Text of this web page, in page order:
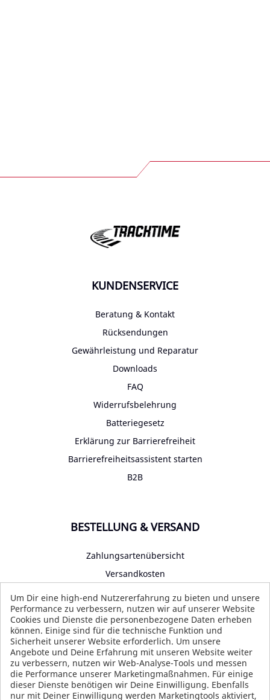
KUNDENSERVICE
Beratung & Kontakt
Rücksendungen
Gewährleistung und Reparatur
Downloads
FAQ
Widerrufsbelehrung
Batteriegesetz
Erklärung zur Barrierefreiheit
Barrierefreiheitsassistent starten
B2B
BESTELLUNG & VERSAND
Zahlungsartenübersicht
Versandkosten
Impressum
Datenschutz
AGB
SOCIAL MEDIA
Um Dir eine high-end Nutzererfahrung zu bieten und unsere
Performance zu verbessern, nutzen wir auf unserer Website
Cookies und Dienste die personenbezogene Daten erheben
können. Einige sind für die technische Funktion und
Sicherheit unserer Website erforderlich. Um unsere
Angebote und Deine Erfahrung mit unseren Website weiter
zu verbessern, nutzen wir Web-Analyse-Tools und messen
die Performance unserer Marketingmaßnahmen. Für einige
dieser Dienste benötigen wir Deine Einwilligung. Ebenfalls
nur mit Deiner Einwilligung werden Marketingtools aktiviert,